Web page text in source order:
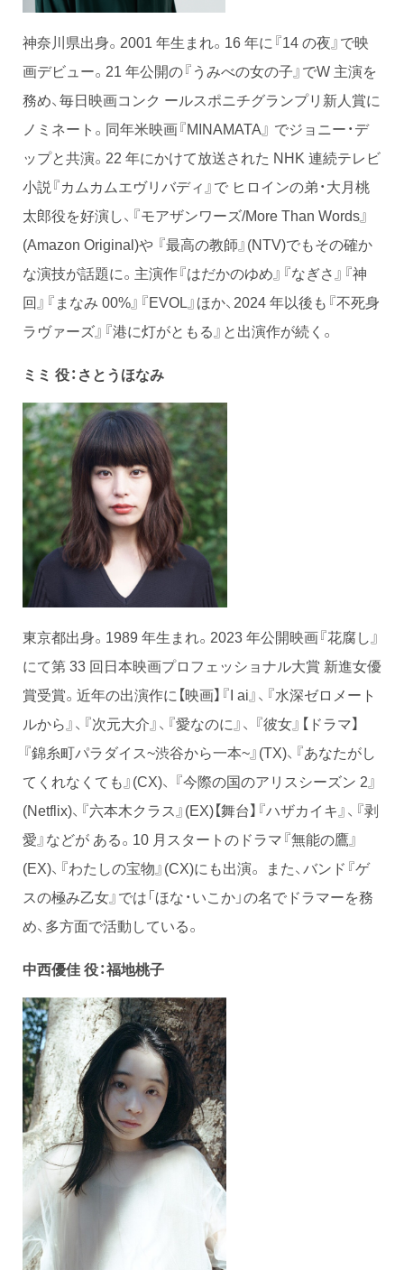
神奈川県出身。2001 年生まれ。16 年に『14 の夜』で映
画デビュー。21 年公開の『うみべの女の子』でW 主演を
務め、毎日映画コンク ールスポニチグランプリ新人賞に
ノミネート。同年米映画『MINAMATA』 でジョニー・デ
ップと共演。22 年にかけて放送された NHK 連続テレビ
小説『カムカムエヴリバディ』で ヒロインの弟・大月桃
太郎役を好演し、『モアザンワーズ/More Than Words』
(Amazon Original)や 『最高の教師』(NTV)でもその確か
な演技が話題に。主演作『はだかのゆめ』『なぎさ』『神
回』『まなみ 00%』『EVOL』ほか、2024 年以後も『不死身
ラヴァーズ』『港に灯がともる』と出演作が続く。
ミミ 役：さとうほなみ
東京都出身。1989 年生まれ。2023 年公開映画『花腐し』
にて第 33 回日本映画プロフェッショナル大賞 新進女優
賞受賞。近年の出演作に【映画】『I ai』、『水深ゼロメート
ルから』、『次元大介』、『愛なのに』、 『彼女』【ドラマ】
『錦糸町パラダイス~渋谷から一本~』(TX)、『あなたがし
てくれなくても』(CX)、 『今際の国のアリスシーズン 2』
(Netflix)、『六本木クラス』(EX)【舞台】『ハザカイキ』、『剥
愛』などが ある。10 月スタートのドラマ『無能の鷹』
(EX)、『わたしの宝物』(CX)にも出演。 また、バンド『ゲ
スの極み乙女』では「ほな・いこか」の名でドラマーを務
め、多方面で活動している。
中西優佳役：福地桃子